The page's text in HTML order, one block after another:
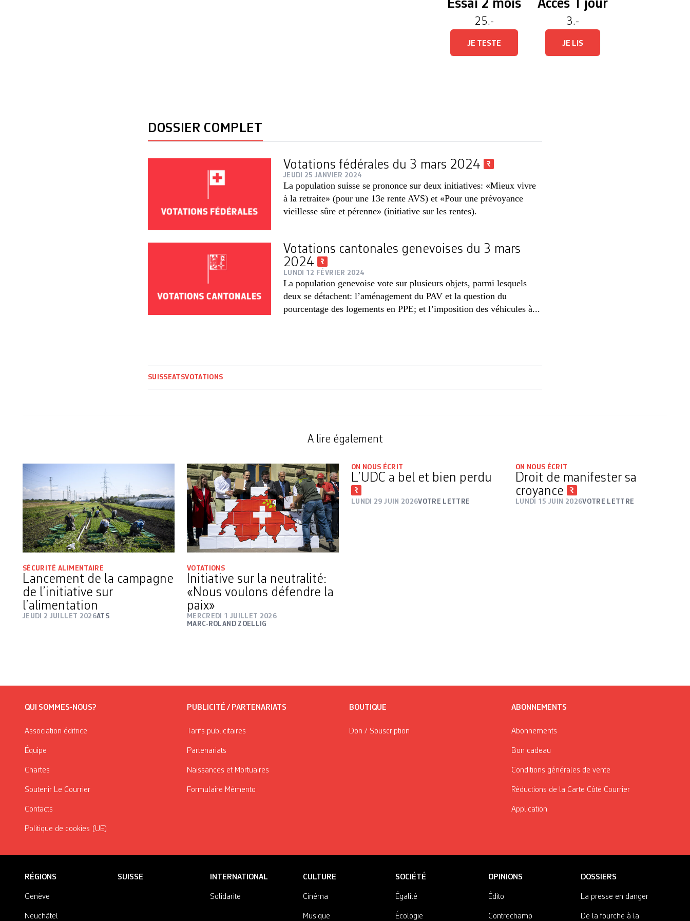
Essai 2 mois
25.-
JE TESTE
Accès 1 jour
3.-
JE LIS
DOSSIER COMPLET
Votations fédérales du 3 mars 2024
JEUDI 25 JANVIER 2024
La population suisse se prononce sur deux initiatives: «Mieux vivre
à la retraite» (pour une 13e rente AVS) et «Pour une prévoyance
vieillesse sûre et pérenne» (initiative sur les rentes).
Votations cantonales genevoises du 3 mars
2024
LUNDI 12 FÉVRIER 2024
La population genevoise vote sur plusieurs objets, parmi lesquels
deux se détachent: l’aménagement du PAV et la question du
pourcentage des logements en PPE; et l’imposition des véhicules à...
SUISSEATSVOTATIONS
A lire également
SÉCURITÉ ALIMENTAIRE
Lancement de la campagne
de l’initiative sur
l’alimentation
JEUDI 2 JUILLET 2026ATS
VOTATIONS
Initiative sur la neutralité:
«Nous voulons défendre la
paix»
MERCREDI 1 JUILLET 2026
MARC-ROLAND ZOELLIG
ON NOUS ÉCRIT
L’UDC a bel et bien perdu
LUNDI 29 JUIN 2026VOTRE LETTRE
ON NOUS ÉCRIT
Droit de manifester sa
croyance
LUNDI 15 JUIN 2026VOTRE LETTRE
QUI SOMMES-NOUS?
Association éditrice
Équipe
Chartes
Soutenir Le Courrier
Contacts
Politique de cookies (UE)
PUBLICITÉ / PARTENARIATS
Tarifs publicitaires
Partenariats
Naissances et Mortuaires
Formulaire Mémento
BOUTIQUE
Don / Souscription
ABONNEMENTS
Abonnements
Bon cadeau
Conditions générales de vente
Réductions de la Carte Côté Courrier
Application
RÉGIONS
Genève
Neuchâtel
SUISSE INTERNATIONAL
Solidarité
CULTURE
Cinéma
Musique
SOCIÉTÉ
Égalité
Écologie
OPINIONS
Édito
Contrechamp
DOSSIERS
La presse en danger
De la fourche à la